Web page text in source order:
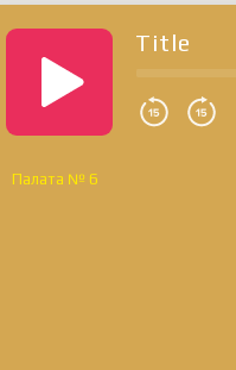
Title
Палата № 6